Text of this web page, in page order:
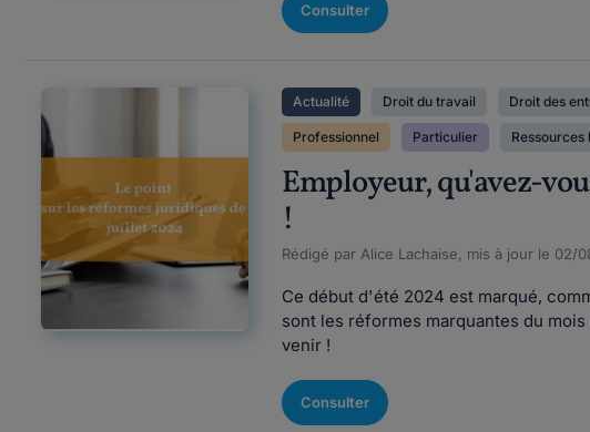
Consulter
Actualité Droit du travail Droit des
Professionnel Particulier Ressources
Employeur, qu'avez-
!
Rédigé par Alice Lachaise, mis à jour le 02/
Ce début d'été 2024 est marqué,
sont les réformes marquantes du
venir !
Consulter